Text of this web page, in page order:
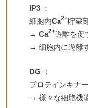
IP3 ：
細胞内Ca2+貯蔵
→Ca2+遊離を促
→ 細胞内に遊離
DG ：
プロテインキナ
→ 様々な細胞機